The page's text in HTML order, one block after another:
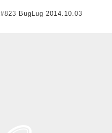
#823 BugLug 2014.10.03